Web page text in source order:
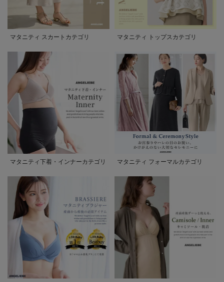
マタニティ スカートカテゴリ マタニティ トップスカテゴリ
マタニティ下着・インナーカテゴリ マタニティ フォーマルカテゴリ